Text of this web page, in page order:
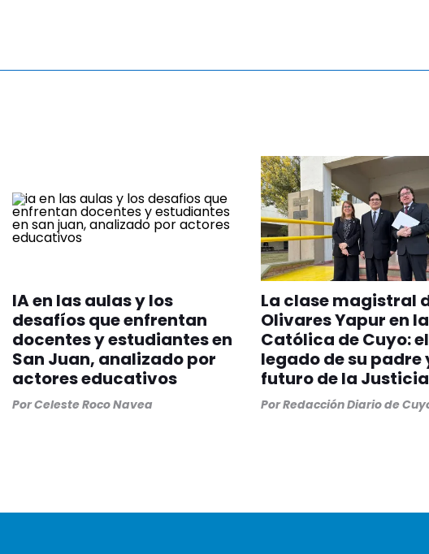
IA en las aulas y los
desafíos que enfrentan
docentes y estudiantes en
San Juan, analizado por
actores educativos
PorCeleste Roco Navea
La clase magistral
Olivares Yapur en la
Católica de Cuyo: el
legado de su padre
futuro de la Justicia
PorRedacción Diario de